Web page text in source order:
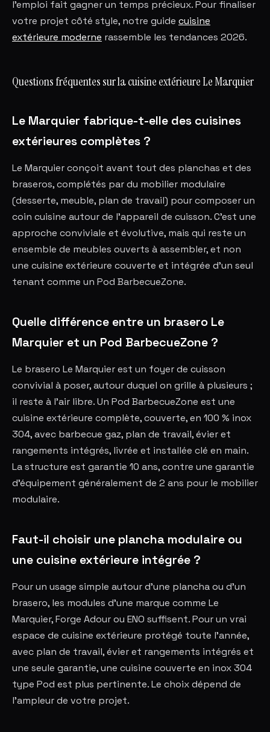
l'emploi fait gagner un temps précieux. Pour finaliser
votre projet côté style, notre guide cuisine
extérieure moderne rassemble les tendances 2026.
Questions fréquentes sur la cuisine extérieure Le Marquier
Le Marquier fabrique-t-elle des cuisines
extérieures complètes ?
Le Marquier conçoit avant tout des planchas et des
braseros, complétés par du mobilier modulaire
(desserte, meuble, plan de travail) pour composer un
coin cuisine autour de l'appareil de cuisson. C'est une
approche conviviale et évolutive, mais qui reste un
ensemble de meubles ouverts à assembler, et non
une cuisine extérieure couverte et intégrée d'un seul
tenant comme un Pod BarbecueZone.
Quelle différence entre un brasero Le
Marquier et un Pod BarbecueZone ?
Le brasero Le Marquier est un foyer de cuisson
convivial à poser, autour duquel on grille à plusieurs ;
il reste à l'air libre. Un Pod BarbecueZone est une
cuisine extérieure complète, couverte, en 100 % inox
304, avec barbecue gaz, plan de travail, évier et
rangements intégrés, livrée et installée clé en main.
La structure est garantie 10 ans, contre une garantie
d'équipement généralement de 2 ans pour le mobilier
modulaire.
Faut-il choisir une plancha modulaire ou
une cuisine extérieure intégrée ?
Pour un usage simple autour d'une plancha ou d'un
brasero, les modules d'une marque comme Le
Marquier, Forge Adour ou ENO suffisent. Pour un vrai
espace de cuisine extérieure protégé toute l'année,
avec plan de travail, évier et rangements intégrés et
une seule garantie, une cuisine couverte en inox 304
type Pod est plus pertinente. Le choix dépend de
l'ampleur de votre projet.